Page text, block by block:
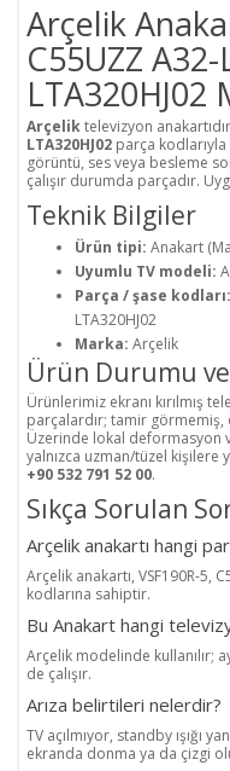
Arçelik
C55UZZ A32-
LTA320HJ02
Arçeliktelevizyon
LTA320HJ02 parça
görüntü, ses veya besleme
çalışır durumda parçadır.
Teknik Bilgiler
Ürün tipi: Anakart
Uyumlu TV modeli:
Parça / şase kodları:
LTA320HJ02
Marka: Arçelik
Ürün Durumu ve
Ürünlerimiz ekranı kırılmış
parçalardır; tamir görmemiş,
Üzerinde lokal deformasyon
yalnızca uzman/tüzel kişilere
+90 532 791 52 00.
Sıkça Sorulan
Arçelik anakartı hangi
Arçelik anakartı, VSF190R-5,
kodlarına sahiptir.
Bu Anakart hangi
Arçelik modelinde kullanılır;
de çalışır.
Arıza belirtileri nelerdir?
TV açılmıyor, standby ışığı
ekranda donma ya da çizgi